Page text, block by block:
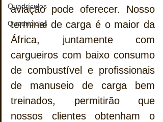
Quadrículos
Quadriciclos
aviação pode oferecer. Nosso
terminal de carga é o maior da
África, juntamente com
cargueiros com baixo consumo
de combustível e profissionais
de manuseio de carga bem
treinados, permitirão que
nossos clientes obtenham o